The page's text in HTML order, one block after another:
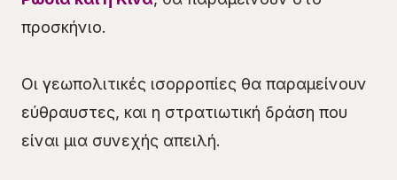
προσκήνιο.
Οι γεωπολιτικές ισορροπίες θα παραμείνουν
εύθραυστες, και η στρατιωτική δράση που
είναι μια συνεχής απειλή.